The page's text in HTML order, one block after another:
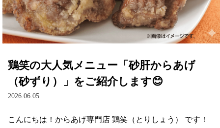
鶏笑の大人気メニュー「砂肝からあげ
（砂ずり）」をご紹介します😊
2026.06.05
こんにちは！からあげ専門店 鶏笑（とりしょう） です！